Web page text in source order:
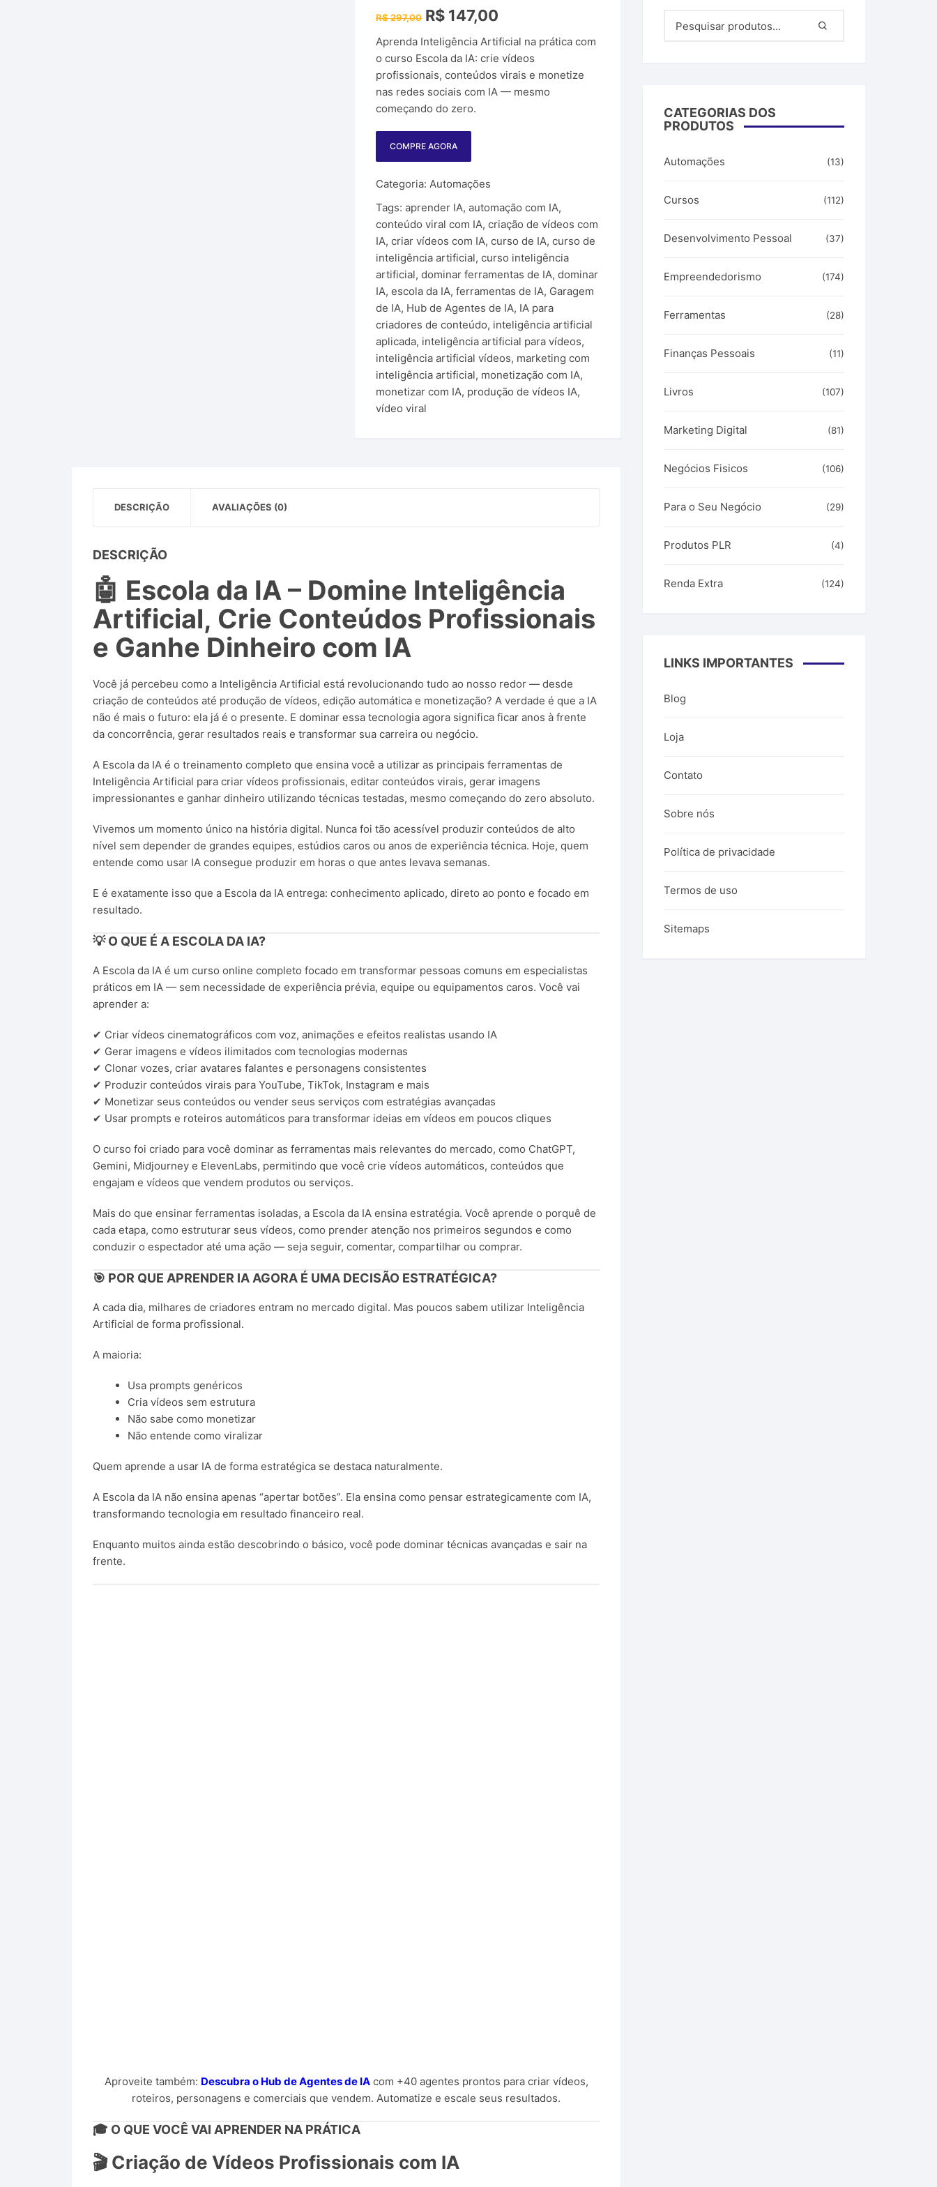
Produtos PLR
Sites para ganhar dinheiro
Cursos e Ferramentas
R$297,00 O
preço
era:
R$ 297,00.
R$ 147,00
é:
R$ 147,00.
Aprenda Inteligência Artificial na prática com
o curso Escola da IA: crie vídeos
profissionais, conteúdos virais e monetize
nas redes sociais com IA — mesmo
começando do zero.
COMPRE AGORA
Categoria:Automações
Tags:aprender IA,automação com IA,
conteúdo viral com IA,criação de vídeos com
IA,criar vídeos com IA,curso de IA,curso de
inteligência artificial,curso inteligência
artificial,dominar ferramentas de IA,dominar
IA,escola da IA,ferramentas de IA, Garagem
de IA, Hub de Agentes de IA, IA para
criadores de conteúdo, inteligência artificial
aplicada, inteligência artificial para vídeos,
inteligência artificial vídeos, marketing com
inteligência artificial, monetização com IA,
monetizar com IA, produção de vídeos IA,
vídeo viral
DESCRIÇÃO AVALIAÇÕES (0)
DESCRIÇÃO
🤖 Escola da IA – Domine Inteligência
Artificial, Crie Conteúdos Profissionais
e Ganhe Dinheiro com IA
Você já percebeu como a Inteligência Artificial está revolucionando tudo ao nosso redor — desde
criação de conteúdos até produção de vídeos, edição automática e monetização? A verdade é que a IA
não é mais o futuro: ela já é o presente. E dominar essa tecnologia agora significa ficar anos à frente
da concorrência, gerar resultados reais e transformar sua carreira ou negócio.
A Escola da IA é o treinamento completo que ensina você a utilizar as principais ferramentas de
Inteligência Artificial para criar vídeos profissionais, editar conteúdos virais, gerar imagens
impressionantes e ganhar dinheiro utilizando técnicas testadas, mesmo começando do zero absoluto.
Vivemos um momento único na história digital. Nunca foi tão acessível produzir conteúdos de alto
nível sem depender de grandes equipes, estúdios caros ou anos de experiência técnica. Hoje, quem
entende como usar IA consegue produzir em horas o que antes levava semanas.
E é exatamente isso que a Escola da IA entrega: conhecimento aplicado, direto ao ponto e focado em
resultado.
💡 O QUE É A ESCOLA DA IA?
A Escola da IA é um curso online completo focado em transformar pessoas comuns em especialistas
práticos em IA — sem necessidade de experiência prévia, equipe ou equipamentos caros. Você vai
aprender a:
✔ Criar vídeos cinematográficos com voz, animações e efeitos realistas usando IA
✔ Gerar imagens e vídeos ilimitados com tecnologias modernas
✔ Clonar vozes, criar avatares falantes e personagens consistentes
✔ Produzir conteúdos virais para YouTube, TikTok, Instagram e mais
✔ Monetizar seus conteúdos ou vender seus serviços com estratégias avançadas
✔ Usar prompts e roteiros automáticos para transformar ideias em vídeos em poucos cliques
O curso foi criado para você dominar as ferramentas mais relevantes do mercado, como ChatGPT,
Gemini, Midjourney e ElevenLabs, permitindo que você crie vídeos automáticos, conteúdos que
engajam e vídeos que vendem produtos ou serviços.
Mais do que ensinar ferramentas isoladas, a Escola da IA ensina estratégia. Você aprende o porquê de
cada etapa, como estruturar seus vídeos, como prender atenção nos primeiros segundos e como
conduzir o espectador até uma ação — seja seguir, comentar, compartilhar ou comprar.
🎯 POR QUE APRENDER IA AGORA É UMA DECISÃO ESTRATÉGICA?
A cada dia, milhares de criadores entram no mercado digital. Mas poucos sabem utilizar Inteligência
Artificial de forma profissional.
A maioria:
Usa prompts genéricos
Cria vídeos sem estrutura
Não sabe como monetizar
Não entende como viralizar
Quem aprende a usar IA de forma estratégica se destaca naturalmente.
A Escola da IA não ensina apenas “apertar botões”. Ela ensina como pensar estrategicamente com IA,
transformando tecnologia em resultado financeiro real.
Enquanto muitos ainda estão descobrindo o básico, você pode dominar técnicas avançadas e sair na
frente.
Aproveite também: Descubra o Hub de Agentes de IAcom +40 agentes prontos para criar vídeos,
roteiros, personagens e comerciais que vendem. Automatize e escale seus resultados.
🎓 O QUE VOCÊ VAI APRENDER NA PRÁTICA
🎬 Criação de Vídeos Profissionais com IA
CATEGORIAS DOS
PRODUTOS
Automações (13)
Cursos (112)
Desenvolvimento Pessoal (37)
Empreendedorismo (174)
Ferramentas (28)
Finanças Pessoais (11)
Livros (107)
Marketing Digital (81)
Negócios Fisicos (106)
Para o Seu Negócio (29)
Produtos PLR (4)
Renda Extra (124)
LINKS IMPORTANTES
Blog
Loja
Contato
Sobre nós
Política de privacidade
Termos de uso
Sitemaps